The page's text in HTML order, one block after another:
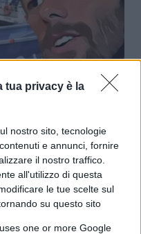
tua privacy è la
nostro sito, tecnologie
e annunci, fornire
il nostro traffico.
all'utilizzo di questa
le tue scelte sul
su questo sito
one or more Google
a targhe